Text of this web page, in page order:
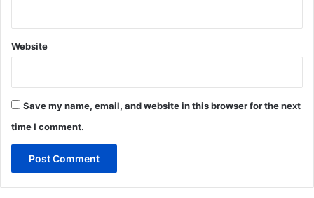
Website
Save my name, email, and website in this browser for the next
time I comment.